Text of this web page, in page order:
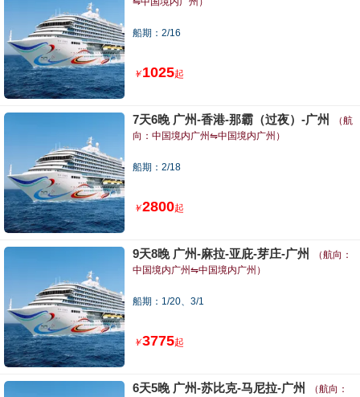
船期：2/16
￥1025起
7天6晚 广州-香港-那霸（过夜）-广州
（航
向：中国境内广州⇋中国境内广州）
船期：2/18
￥2800起
9天8晚 广州-麻拉-亚庇-芽庄-广州
（航向：
中国境内广州⇋中国境内广州）
船期：1/20、3/1
￥3775起
6天5晚 广州-苏比克-马尼拉-广州
（航向：